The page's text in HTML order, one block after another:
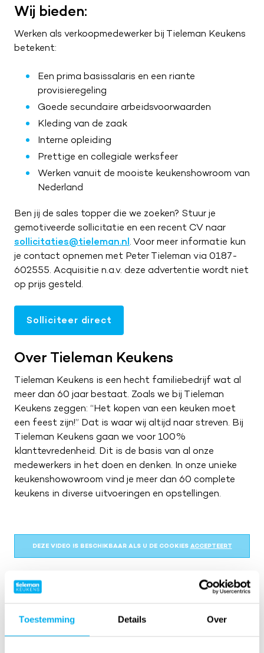
Toestemming Details Over
Wij bieden:
Werken als verkoopmedewerker bij Tieleman Keukens
betekent:
Een prima basissalaris en een riante
provisieregeling
Goede secundaire arbeidsvoorwaarden
Kleding van de zaak
Interne opleiding
Prettige en collegiale werksfeer
Werken vanuit de mooiste keukenshowroom van
Nederland
Ben jij de sales topper die we zoeken? Stuur je
gemotiveerde sollicitatie en een recent CV naar
sollicitaties@tieleman.nl. Voor meer informatie kun
je contact opnemen met Peter Tieleman via 0187-
602555. Acquisitie n.a.v. deze advertentie wordt niet
op prijs gesteld.
Solliciteer direct
Over Tieleman Keukens
Tieleman Keukens is een hecht familiebedrijf wat al
meer dan 60 jaar bestaat. Zoals we bij Tieleman
Keukens zeggen: “Het kopen van een keuken moet
een feest zijn!” Dat is waar wij altijd naar streven. Bij
Tieleman Keukens gaan we voor 100%
klanttevredenheid. Dit is de basis van al onze
medewerkers in het doen en denken. In onze unieke
keukenshowowroom vind je meer dan 60 complete
keukens in diverse uitvoeringen en opstellingen.
DEZE VIDEO IS BESCHIKBAAR ALS U DE COOKIES ACCEPTEERT